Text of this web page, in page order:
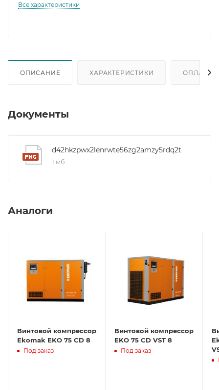
Все характеристики
ОПИСАНИЕ ХАРАКТЕРИСТИКИ ОПЛАТА
Документы
d42hkzpwx2lenrwte56zg2amzy5rdq2t
1 мб
Аналоги
Винтовой компрессор
Ekomak EKO 75 CD 8
Под заказ
Винтовой компрессор
EKO 75 CD VST 8
Под заказ